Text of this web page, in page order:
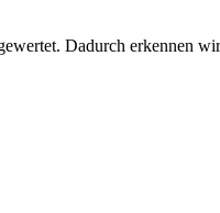
Dadurch erkennen